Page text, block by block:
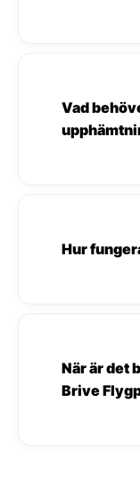
Vad
Hur
När är det
Brive